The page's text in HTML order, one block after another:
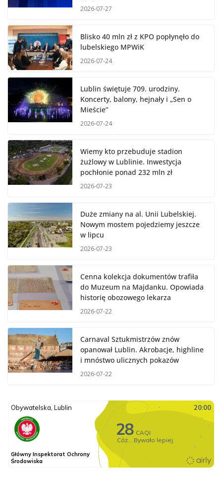
2026-07-27
Blisko 40 mln zł z KPO popłynęło do
lubelskiego MPWiK
2026-07-24
Lublin świętuje 709. urodziny.
Koncerty, balony, hejnały i „Sen o
Mieście”
2026-07-24
Wiemy kto przebuduje stadion
żużlowy w Lublinie. Inwestycja
pochłonie ponad 232 mln zł
2026-07-23
Duże zmiany na al. Unii Lubelskiej.
Nowym mostem pojedziemy jeszcze
w lipcu
2026-07-23
Cenna kolekcja dokumentów trafiła
do Muzeum na Majdanku. Opowiada
historię obozowego lekarza
2026-07-22
Carnaval Sztukmistrzów znów
opanował Lublin. Akrobacje, highline
i mnóstwo ulicznych pokazów
2026-07-22